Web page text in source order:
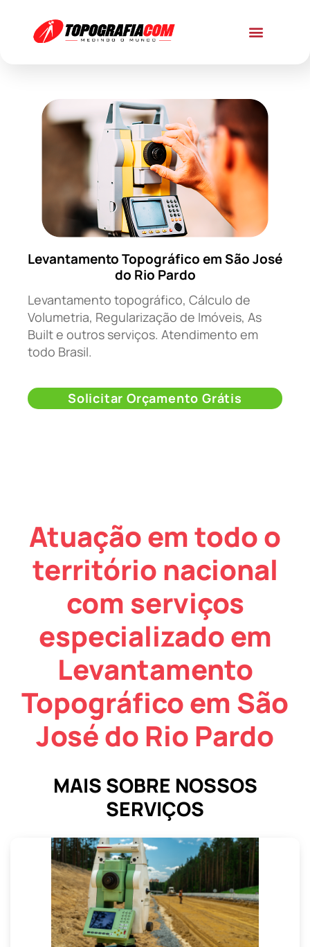
Levantamento Topográfico em São José
do Rio Pardo
Levantamento topográfico, Cálculo de
Volumetria, Regularização de Imóveis, As
Built e outros serviços. Atendimento em
todo Brasil.
Solicitar Orçamento Grátis
Atuação em todo o
território nacional
com serviços
especializado em
Levantamento
Topográfico em São
José do Rio Pardo
MAIS SOBRE NOSSOS
SERVIÇOS